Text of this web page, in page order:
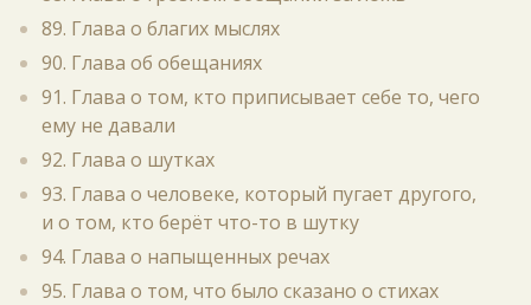
89. Глава о благих мыслях
90. Глава об обещаниях
91. Глава о том, кто приписывает себе то, чего
ему не давали
92. Глава о шутках
93. Глава о человеке, который пугает другого,
и о том, кто берёт что-то в шутку
94. Глава о напыщенных речах
95. Глава о том, что было сказано о стихах